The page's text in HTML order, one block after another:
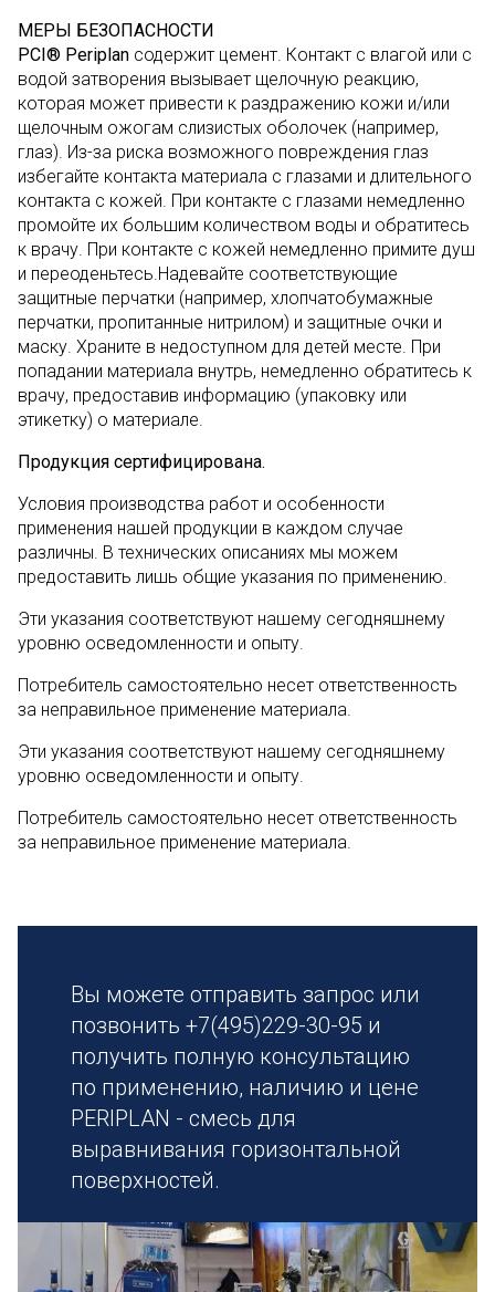
МЕРЫ БЕЗОПАСНОСТИ
PCI® Periplan содержит цемент. Контакт с влагой или с
водой затворения вызывает щелочную реакцию,
которая может привести к раздражению кожи и/или
щелочным ожогам слизистых оболочек (например,
глаз). Из-за риска возможного повреждения глаз
избегайте контакта материала с глазами и длительного
контакта с кожей. При контакте с глазами немедленно
промойте их большим количеством воды и обратитесь
к врачу. При контакте с кожей немедленно примите душ
и переоденьтесь.Надевайте соответствующие
защитные перчатки (например, хлопчатобумажные
перчатки, пропитанные нитрилом) и защитные очки и
маску. Храните в недоступном для детей месте. При
попадании материала внутрь, немедленно обратитесь к
врачу, предоставив информацию (упаковку или
этикетку) о материале.
Продукция сертифицирована.
Условия производства работ и особенности
применения нашей продукции в каждом случае
различны. В технических описаниях мы можем
предоставить лишь общие указания по применению.
Эти указания соответствуют нашему сегодняшнему
уровню осведомленности и опыту.
Потребитель самостоятельно несет ответственность
за неправильное применение материала.
Эти указания соответствуют нашему сегодняшнему
уровню осведомленности и опыту.
Потребитель самостоятельно несет ответственность
за неправильное применение материала.
Вы можете отправить запрос или
позвонить +7(495)229-30-95 и
получить полную консультацию
по применению, наличию и цене
PERIPLAN - смесь для
выравнивания горизонтальной
поверхностей.